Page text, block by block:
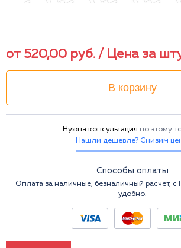
от 520,00 руб. / Цена за
В корзину
Нужна консультация по этому
Нашли дешевле? Снизим
Способы оплаты
Оплата за наличные, безналичный расчет, с
удобно.